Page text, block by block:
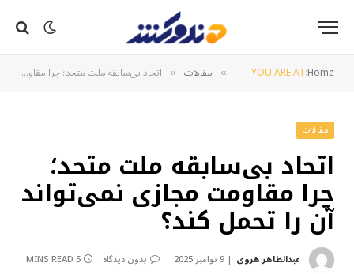
YOU ARE AT:Home
» مقالات » اتحاد بی‌سابقه ملت متحد؛ چرا مقاومت مجازی نمی‌تواند آن را تحمل کند؟
مقالات
اتحاد بی‌سابقه ملت متحد؛
چرا مقاومت مجازی نمی‌تواند
آن را تحمل کند؟
عبدالظاهر هروی 9 نوامبر 2025 بدون دیدگاه 5 MINS READ